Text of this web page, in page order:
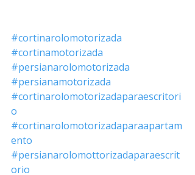
#cortinarolomotorizada
#cortinamotorizada
#persianarolomotorizada
#persianamotorizada
#cortinarolomotorizadaparaescritori
o
#cortinarolomotorizadaparaapartam
ento
#persianarolomottorizadaparaescrit
orio